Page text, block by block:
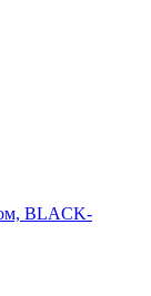
BLACK-